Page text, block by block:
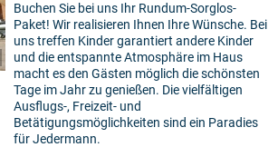
Buchen Sie bei uns Ihr Rundum-Sorglos-
Paket! Wir realisieren Ihnen Ihre Wünsche. Bei
uns treffen Kinder garantiert andere Kinder
und die entspannte Atmosphäre im Haus
macht es den Gästen möglich die schönsten
Tage im Jahr zu genießen. Die vielfältigen
Ausflugs-, Freizeit- und
Betätigungsmöglichkeiten sind ein Paradies
für Jedermann.